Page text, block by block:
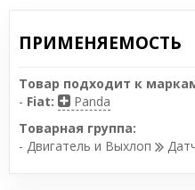
ПРИМЕНЯЕМОСТЬ
Товар подходит к
- Fiat:
Panda
Товарная группа:
- Двигатель и Выхлоп